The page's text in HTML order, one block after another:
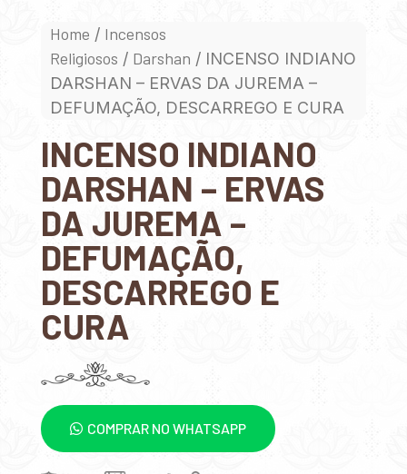
Home / Incensos
Religiosos / Darshan / INCENSO INDIANO
DARSHAN – ERVAS DA JUREMA –
DEFUMAÇÃO, DESCARREGO E CURA
INCENSO INDIANO
DARSHAN – ERVAS
DA JUREMA –
DEFUMAÇÃO,
DESCARREGO E
CURA
COMPRAR NO WHATSAPP